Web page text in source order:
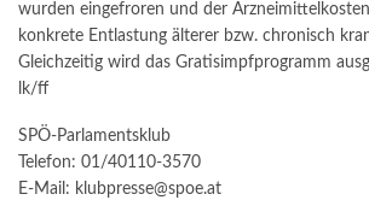
wurden eingefroren und der
konkrete Entlastung älterer bzw. chronisch
Gleichzeitig wird das Gratisimpfprogramm
lk/ff
SPÖ-Parlamentsklub
Telefon: 01/40110-3570
E-Mail: klubpresse@spoe.at